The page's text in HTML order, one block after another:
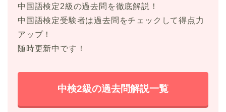
中国語検定2級の過去問を徹底解説！
中国語検定受験者は過去問をチェックして得点力
アップ！
随時更新中です！
中検2級の過去問解説一覧